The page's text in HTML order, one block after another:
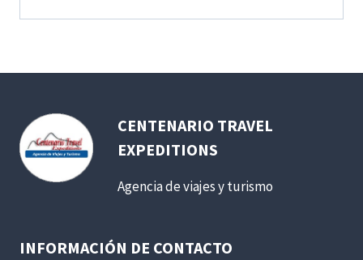
CENTENARIO TRAVEL
EXPEDITIONS
Agencia de viajes y turismo
INFORMACIÓN DE CONTACTO